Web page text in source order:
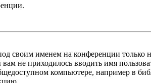
своим именем на конференции только
не приходилось вводить имя
компьютере, например в